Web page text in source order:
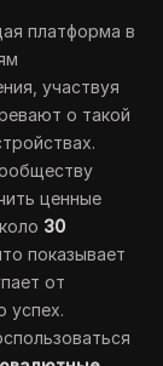
платформа в
участвуя
о такой
ценные
30
показывает
от
успех.